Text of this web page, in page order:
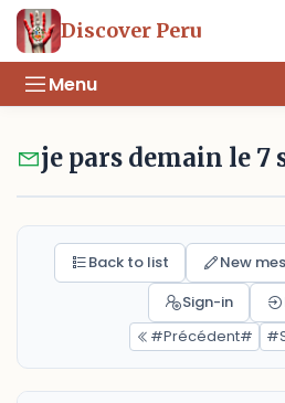
Discover Peru
Menu
je pars demain le 7
Back to list New
Sign-in
#Précédent#